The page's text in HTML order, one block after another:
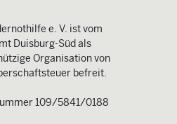
e. V. ist vom
Duisburg-Süd als
Organisation von
befreit.
109/5841/0188